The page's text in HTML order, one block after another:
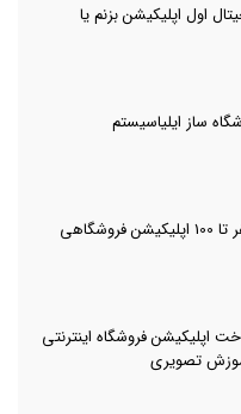
اول اپلیکیشن بزنم یا
ساز ایلیاسیستم
گزارش تصویری از صفر تا 100 اپلیکیشن فروشگاهی
ساخت اپلیکیشن فروشگاه اینترنتی
تصویری